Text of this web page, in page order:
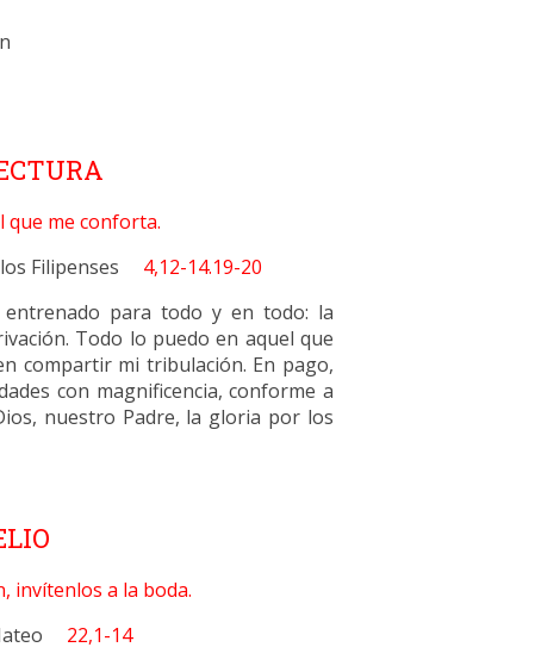
que me conforta.
Filipenses 4,12-14.19-20
entrenado para todo y en todo: la
Todo lo puedo en aquel que
compartir mi tribulación. En pago,
con magnificencia, conforme a
nuestro Padre, la gloria por los
invítenlos a la boda.
22,1-14